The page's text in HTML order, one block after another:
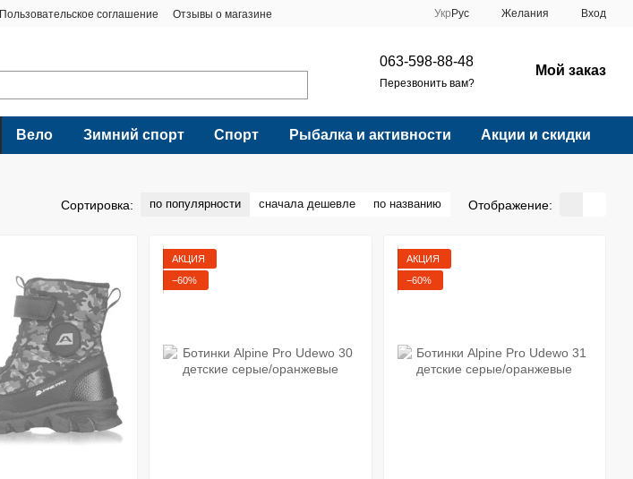
Пользовательское соглашение Отзывы о магазине Укр Рус Желания Вход
063-598-88-48
Перезвонить вам?
Мой заказ
Вело Зимний спорт Спорт Рыбалка и активности Акции и скидки
Сортировка: по популярности сначала дешевле по названию Отображение:
АКЦИЯ
−60%
АКЦИЯ
−60%